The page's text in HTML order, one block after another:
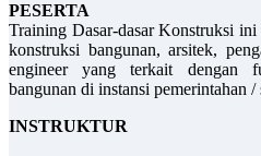
PESERTA
Training Dasar-dasar Konstruksi
konstruksi bangunan, arsitek,
engineer yang terkait dengan
bangunan di instansi pemerintahan /
INSTRUKTUR